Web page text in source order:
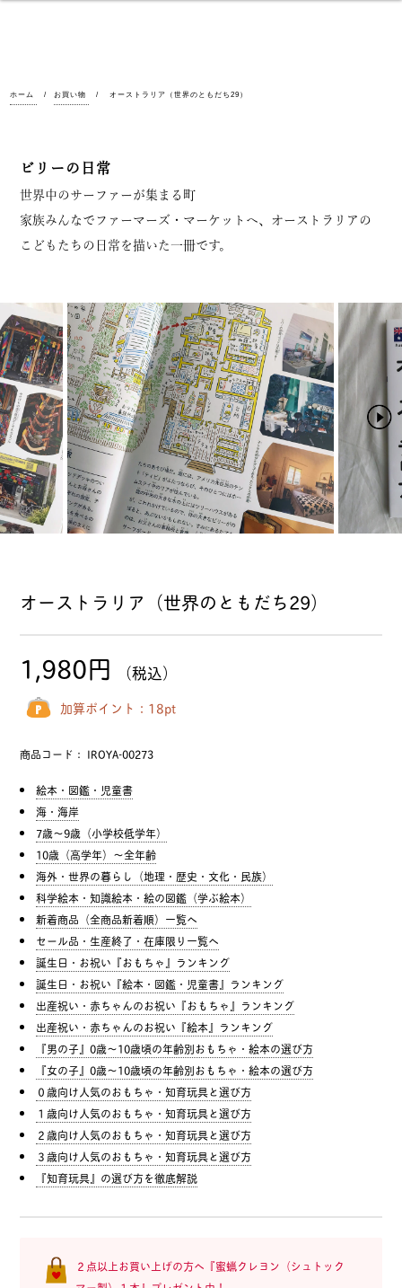
ホーム お買い物 オーストラリア（世界のともだち29）
ビリーの日常
世界中のサーファーが集まる町
家族みんなでファーマーズ・マーケットへ、オーストラリアの
こどもたちの日常を描いた一冊です。
オーストラリア（世界のともだち29）
1,980円 （税込）
加算ポイント： 18pt
商品コード： IROYA-00273
絵本・図鑑・児童書
海・海岸
7歳〜9歳（小学校低学年）
10歳（高学年）〜全年齢
海外・世界の暮らし（地理・歴史・文化・民族）
科学絵本・知識絵本・絵の図鑑（学ぶ絵本）
新着商品（全商品新着順）一覧へ
セール品・生産終了・在庫限り一覧へ
誕生日・お祝い『おもちゃ』ランキング
誕生日・お祝い『絵本・図鑑・児童書』ランキング
出産祝い・赤ちゃんのお祝い『おもちゃ』ランキング
出産祝い・赤ちゃんのお祝い『絵本』ランキング
『男の子』0歳〜10歳頃の年齢別おもちゃ・絵本の選び方
『女の子』0歳〜10歳頃の年齢別おもちゃ・絵本の選び方
０歳向け人気のおもちゃ・知育玩具と選び方
１歳向け人気のおもちゃ・知育玩具と選び方
２歳向け人気のおもちゃ・知育玩具と選び方
３歳向け人気のおもちゃ・知育玩具と選び方
『知育玩具』の選び方を徹底解説
２点以上お買い上げの方へ『蜜蝋クレヨン（シュトック